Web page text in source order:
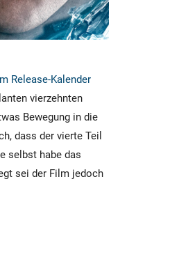
Release-Kalender
vierzehnten
Bewegung in die
dass der vierte Teil
selbst habe das
sei der Film jedoch